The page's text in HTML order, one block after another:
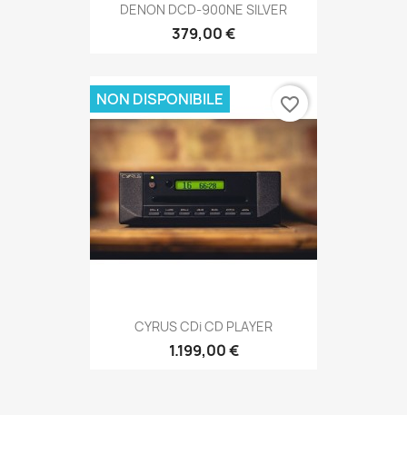
DENON DCD-900NE SILVER
379,00 €
CYRUS CDi CD PLAYER
1.199,00 €
NON DISPONIBILE favorite_border